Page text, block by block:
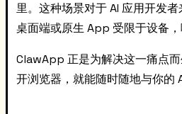
里。这种场景对于 AI 应用开发
桌面端或原生 App 受限于设备，
ClawApp 正是为解决这一痛点
开浏览器，就能随时随地与你的